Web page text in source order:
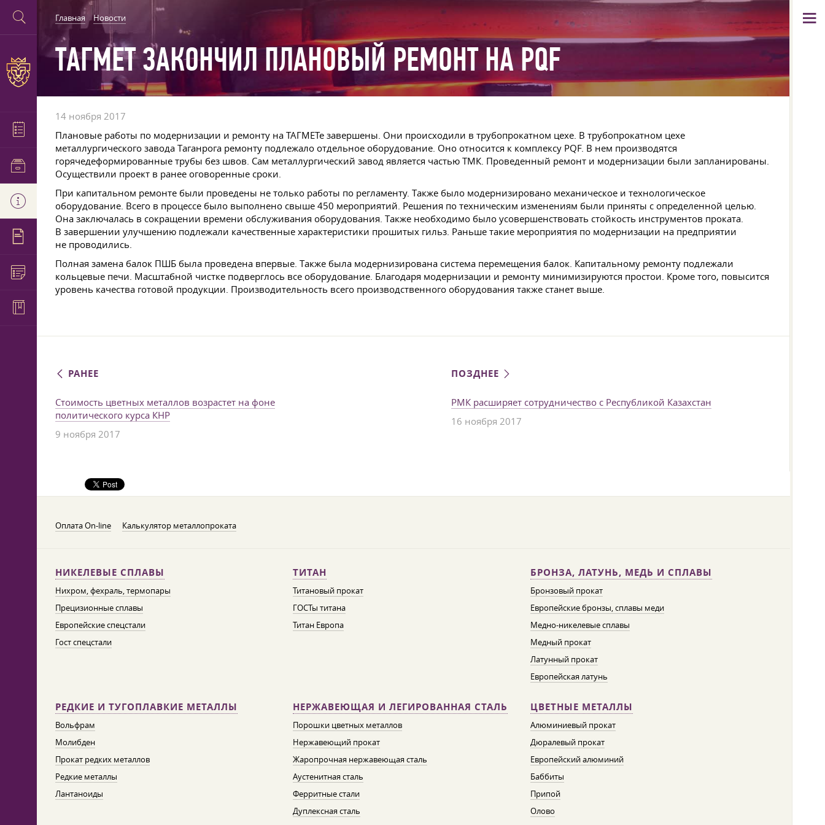
Главная Новости
ТАГМЕТ ЗАКОНЧИЛ ПЛАНОВЫЙ РЕМОНТ НА PQF
14 ноября 2017
Плановые работы по модернизации и ремонту на ТАГМЕТе завершены. Они происходили в трубопрокатном цехе. В трубопрокатном цехе
металлургического завода Таганрога ремонту подлежало отдельное оборудование. Оно относится к комплексу PQF. В нем производятся
горячедеформированные трубы без швов. Сам металлургический завод является частью ТМК. Проведенный ремонт и модернизации были запланированы.
Осуществили проект в ранее оговоренные сроки.
При капитальном ремонте были проведены не только работы по регламенту. Также было модернизировано механическое и технологическое
оборудование. Всего в процессе было выполнено свыше 450 мероприятий. Решения по техническим изменениям были приняты с определенной целью.
Она заключалась в сокращении времени обслуживания оборудования. Также необходимо было усовершенствовать стойкость инструментов проката.
В завершении улучшению подлежали качественные характеристики прошитых гильз. Раньше такие мероприятия по модернизации на предприятии
не проводились.
Полная замена балок ПШБ была проведена впервые. Также была модернизирована система перемещения балок. Капитальному ремонту подлежали
кольцевые печи. Масштабной чистке подверглось все оборудование. Благодаря модернизации и ремонту минимизируются простои. Кроме того, повысится
уровень качества готовой продукции. Производительность всего производственного оборудования также станет выше.
РАНЕЕ
Стоимость цветных металлов возрастет на фоне
политического курса КНР
9 ноября 2017
ПОЗДНЕЕ
РМК расширяет сотрудничество с Республикой Казахстан
16 ноября 2017
Оплата On-line Калькулятор металлопроката
НИКЕЛЕВЫЕ СПЛАВЫ
Нихром, фехраль, термопары
Прецизионные сплавы
Европейские спецстали
Гост спецстали
ТИТАН
Титановый прокат
ГОСТы титана
Титан Европа
БРОНЗА, ЛАТУНЬ, МЕДЬ И СПЛАВЫ
Бронзовый прокат
Европейские бронзы, сплавы меди
Медно-никелевые сплавы
Медный прокат
Латунный прокат
Европейская латунь
РЕДКИЕ И ТУГОПЛАВКИЕ МЕТАЛЛЫ
Вольфрам
Молибден
Прокат редких металлов
Редкие металлы
Лантаноиды
НЕРЖАВЕЮЩАЯ И ЛЕГИРОВАННАЯ СТАЛЬ
Порошки цветных металлов
Нержавеющий прокат
Жаропрочная нержавеющая сталь
Аустенитная сталь
Ферритные стали
Дуплексная сталь
ЦВЕТНЫЕ МЕТАЛЛЫ
Алюминиевый прокат
Дюралевый прокат
Европейский алюминий
Баббиты
Припой
Олово